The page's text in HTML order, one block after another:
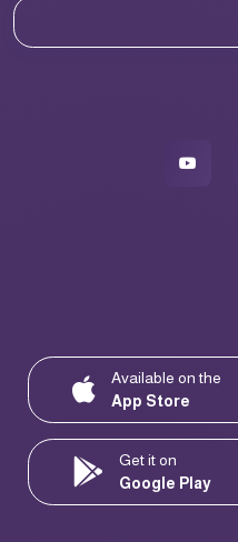
Available on the
App Store
Get it on
Google Play